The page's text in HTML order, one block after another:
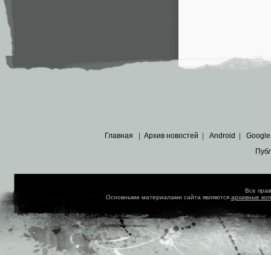
Главная Архив новостей Android Google
Все
Основными материалами сайта являются архивные